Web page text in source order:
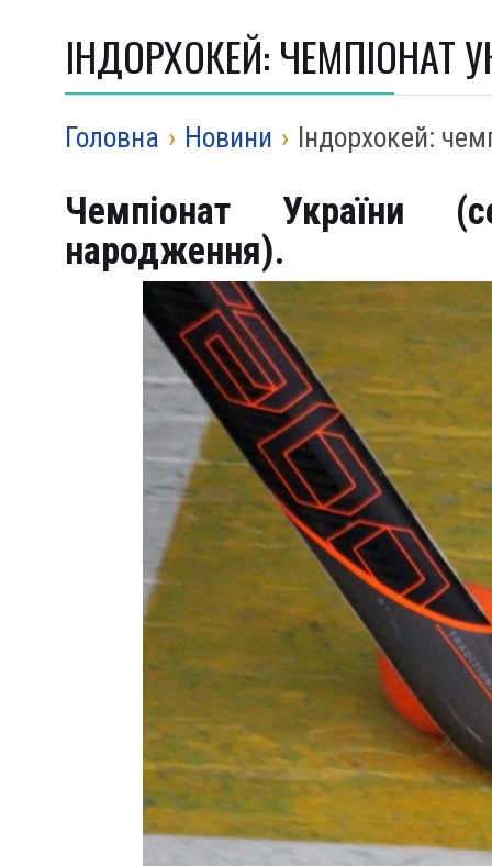
ІНДОРХОКЕЙ: ЧЕМПІОНАТ
Головна › Новини › Індорхокей:
Чемпіонат України
народження).